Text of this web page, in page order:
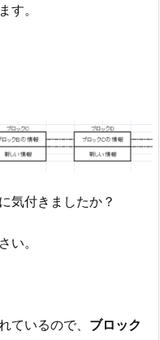
す。
気付きましたか？
い。
ているので、 ブロック